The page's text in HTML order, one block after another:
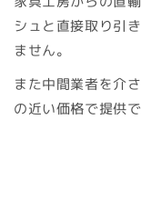
シュと直接取り引
ません。
また中間業者を介
の近い価格で提供